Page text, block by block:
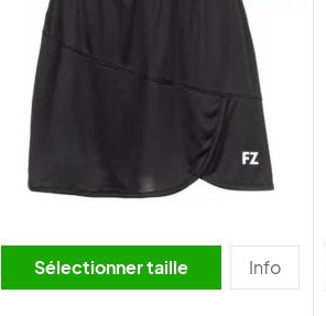
Sélectionner taille Info